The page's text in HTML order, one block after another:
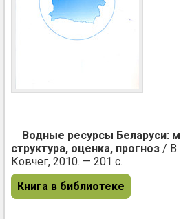
Водные ресурсы Беларуси:
структура, оценка, прогноз /
Ковчег, 2010. — 201 с.
Книга в библиотеке